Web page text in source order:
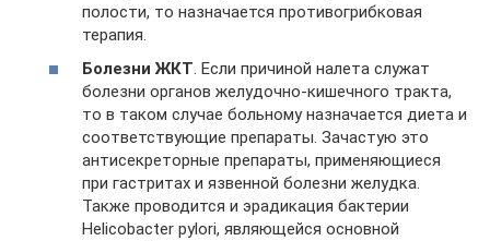
полости, то назначается противогрибковая
терапия.
Болезни ЖКТ. Если причиной налета служат
болезни органов желудочно-кишечного тракта,
то в таком случае больному назначается диета и
соответствующие препараты. Зачастую это
антисекреторные препараты, применяющиеся
при гастритах и язвенной болезни желудка.
Также проводится и эрадикация бактерии
Helicobacter pylori, являющейся основной